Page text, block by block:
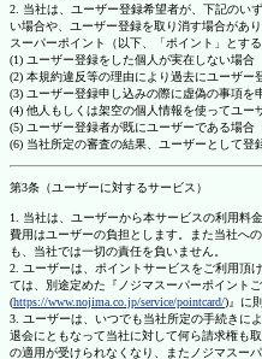
2. 当社は、ユーザー登録希望者が、下記のい
い場合や、ユーザー登録を取り消す場合があ
スーパーポイント（以下、「ポイント」とす
(1) ユーザー登録をした個人が実在しない場合
(2) 本規約違反等の理由により過去にユーザ
(3) ユーザー登録申し込みの際に虚偽の事項を
(4) 他人もしくは架空の個人情報を使ってユー
(5) ユーザー登録者が既にユーザーである場合
(6) 当社所定の審査の結果、ユーザーとして
第3条（ユーザーに対するサービス）
1. 当社は、ユーザーから本サービスの利用料
費用はユーザーの負担とします。また当社へ
も、当社では一切の責任を負いません。
2. ユーザーは、ポイントサービスをご利用頂
ては、別途定めた『ノジマスーパーポイント
(https://www.nojima.co.jp/service/pointcard/)』に
3. ユーザーは、いつでも当社所定の手続きに
退会にともなって当社に対して何ら請求権も
の適用が受けられなくなり、またノジマスー